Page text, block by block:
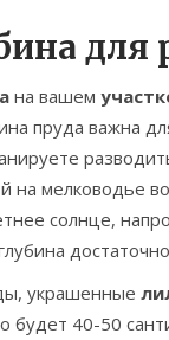
для
на вашем
пруда важна
на мелководье
солнце,
украшенные
будет 40-50